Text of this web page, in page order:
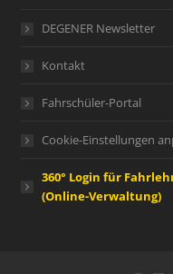
DEGENER Newsletter
Kontakt
Fahrschüler-Portal
Cookie-Einstellungen
360° Login für
(Online-Verwaltung)